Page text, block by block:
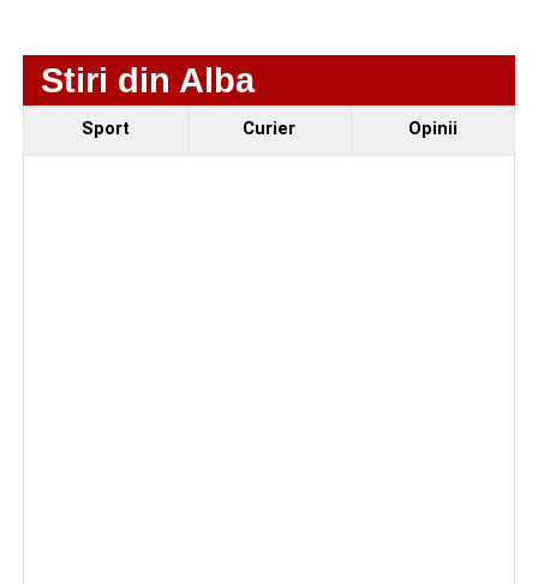
Incendiu la un autoturism pe Autostrada A1, în zona
Școala de Fotbal Valea Frumoasei își întărește
Stiri din Alba
Sport Curier Opinii